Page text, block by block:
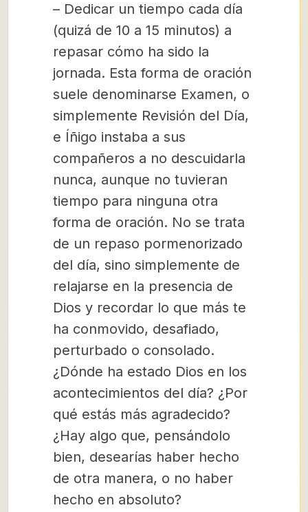
– Dedicar un tiempo cada día
(quizá de 10 a 15 minutos) a
repasar cómo ha sido la
jornada. Esta forma de oración
suele denominarse Examen, o
simplemente Revisión del Día,
e Íñigo instaba a sus
compañeros a no descuidarla
nunca, aunque no tuvieran
tiempo para ninguna otra
forma de oración. No se trata
de un repaso pormenorizado
del día, sino simplemente de
relajarse en la presencia de
Dios y recordar lo que más te
ha conmovido, desafiado,
perturbado o consolado.
¿Dónde ha estado Dios en los
acontecimientos del día? ¿Por
qué estás más agradecido?
¿Hay algo que, pensándolo
bien, desearías haber hecho
de otra manera, o no haber
hecho en absoluto?